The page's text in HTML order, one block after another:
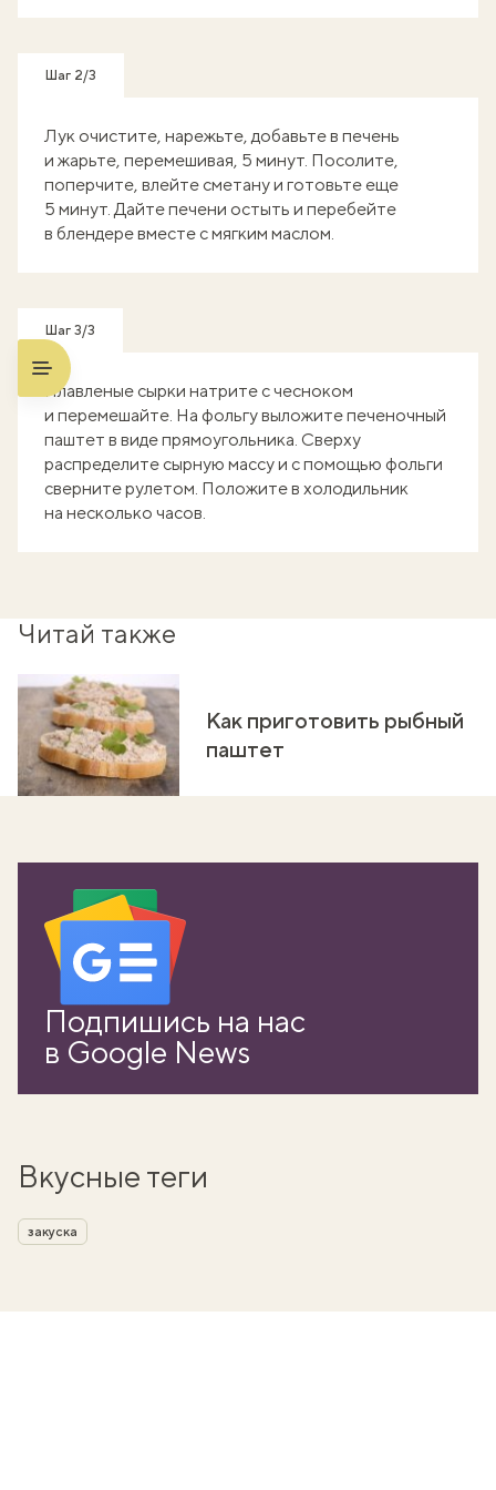
Шаг 2/3
Лук очистите, нарежьте, добавьте в печень
и жарьте, перемешивая, 5 минут. Посолите,
поперчите, влейте сметану и готовьте еще
5 минут. Дайте печени остыть и перебейте
в блендере вместе с мягким маслом.
Шаг 3/3
Плавленые сырки натрите с чесноком
и перемешайте. На фольгу выложите печеночный
паштет в виде прямоугольника. Сверху
распределите сырную массу и с помощью фольги
сверните рулетом. Положите в холодильник
на несколько часов.
Читай также
Как приготовить рыбный
паштет
Подпишись на нас
в Google News
Вкусные теги
закуска